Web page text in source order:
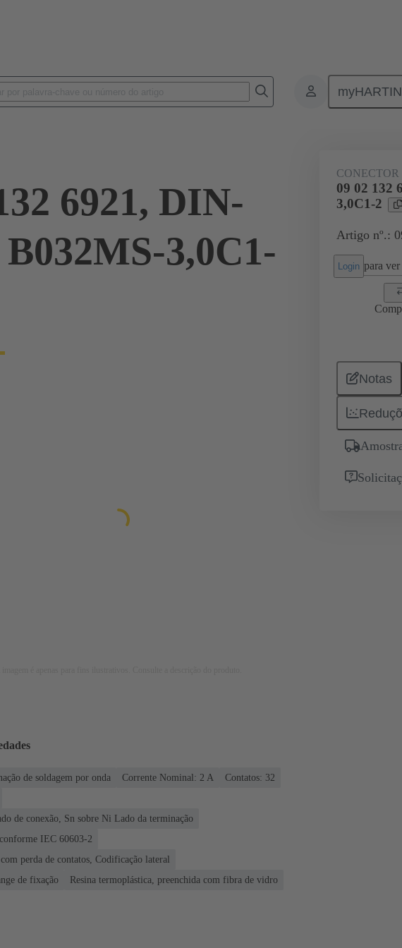
Produtos Conexão da placa-
6921, DIN-
3,0C1-
09 02 132
3,0C1-2
Artigo nº.:
Login para
Notas
de soldagem por onda Corrente Nominal: ‌2 A
Contatos: 32
de conexão, Sn sobre Ni Lado da terminação
IEC 60603-2
perda de contatos, Codificação lateral
de fixação
Resina termoplástica, preenchida com fibra de vidro